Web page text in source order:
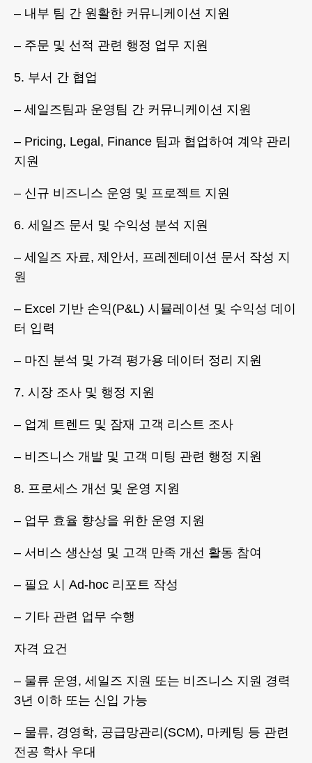
– 내부 팀 간 원활한 커뮤니케이션 지원
– 주문 및 선적 관련 행정 업무 지원
5. 부서 간 협업
– 세일즈팀과 운영팀 간 커뮤니케이션 지원
– Pricing, Legal, Finance 팀과 협업하여 계약 관리
지원
– 신규 비즈니스 운영 및 프로젝트 지원
6. 세일즈 문서 및 수익성 분석 지원
– 세일즈 자료, 제안서, 프레젠테이션 문서 작성 지
원
– Excel 기반 손익(P&L) 시뮬레이션 및 수익성 데이
터 입력
– 마진 분석 및 가격 평가용 데이터 정리 지원
7. 시장 조사 및 행정 지원
– 업계 트렌드 및 잠재 고객 리스트 조사
– 비즈니스 개발 및 고객 미팅 관련 행정 지원
8. 프로세스 개선 및 운영 지원
– 업무 효율 향상을 위한 운영 지원
– 서비스 생산성 및 고객 만족 개선 활동 참여
– 필요 시 Ad-hoc 리포트 작성
– 기타 관련 업무 수행
자격 요건
– 물류 운영, 세일즈 지원 또는 비즈니스 지원 경력
3년 이하 또는 신입 가능
– 물류, 경영학, 공급망관리(SCM), 마케팅 등 관련
전공 학사 우대